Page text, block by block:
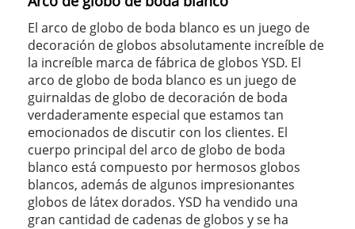
El arco de globo de boda blanco es un juego de
decoración de globos absolutamente increíble de
la increíble marca de fábrica de globos YSD. El
arco de globo de boda blanco es un juego de
guirnaldas de globo de decoración de boda
verdaderamente especial que estamos tan
emocionados de discutir con los clientes. El
cuerpo principal del arco de globo de boda
blanco está compuesto por hermosos globos
blancos, además de algunos impresionantes
globos de látex dorados. YSD ha vendido una
gran cantidad de cadenas de globos y se ha